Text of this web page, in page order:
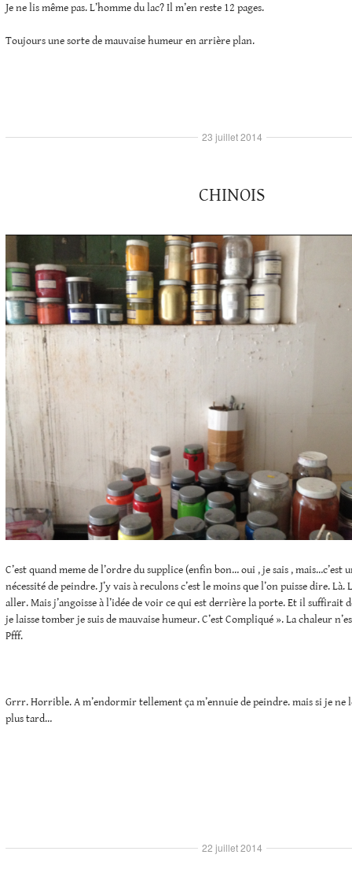
Je ne lis même pas. L’homme du lac? Il m’en reste 12 pages.
Toujours une sorte de mauvaise humeur en arrière plan.
CHINOIS
C’est quand meme de l’ordre du supplice (enfin bon… oui , je sais ,
nécessité de peindre. J’y vais à reculons c’est le moins que l’on puisse dire.
aller. Mais j’angoisse à l’idée de voir ce qui est derrière la porte. Et il suffirait
je laisse tomber je suis de mauvaise humeur. C’est Compliqué ». La chaleur
Pfff.
Grrr. Horrible. A m’endormir tellement ça m’ennuie de peindre. mais si je ne
plus tard…
23 juillet 2014
22 juillet 2014